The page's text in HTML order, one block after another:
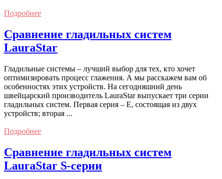
Подробнее
Сравнение гладильных систем
LauraStar
Гладильные системы – лучший выбор для тех, кто хочет
оптимизировать процесс глажения. А мы расскажем вам об
особенностях этих устройств. На сегодняшний день
швейцарский производитель LauraStar выпускает три серии
гладильных систем. Первая серия – Е, состоящая из двух
устройств; вторая ...
Подробнее
Сравнение гладильных систем
LauraStar S-серии